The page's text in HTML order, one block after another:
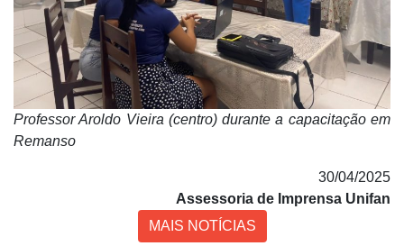
Professor Aroldo Vieira (centro) durante a capacitação em
Remanso
30/04/2025
Assessoria de Imprensa Unifan
MAIS NOTÍCIAS